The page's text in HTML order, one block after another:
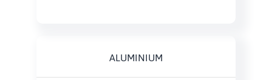
ALUMINIUM